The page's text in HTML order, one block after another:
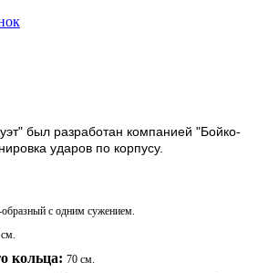
был разработан компанией "Бойко-
ударов по корпусу.
с одним сужением.
.
кольца: 70 см.